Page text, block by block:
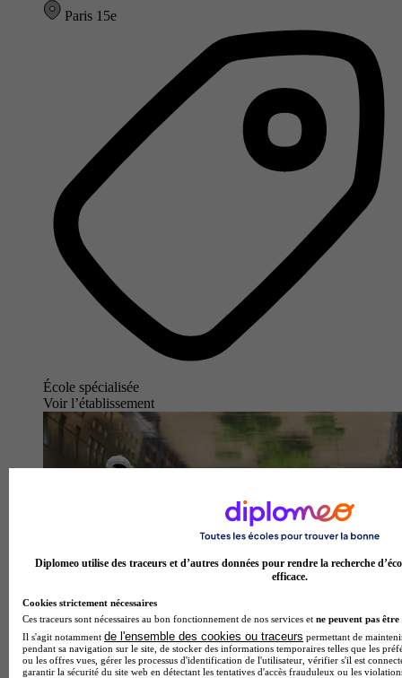
Paris 15e
École spécialisée
Voir l’établissement
Diplomeo utilise des traceurs et d’autres données pour rendre la recherche
efficace.
Cookies strictement nécessaires
Ces traceurs sont nécessaires au bon fonctionnement de nos services et ne peuvent pas être
Il s'agit notamment de l'ensemble des cookies ou traceurs permettant de
pendant sa navigation sur le site, de stocker des informations temporaires telles que les
ou les offres vues, gérer les processus d'identification de l'utilisateur, vérifier s'il est
garantir la sécurité du site web en détectant les tentatives d'accès frauduleux ou les